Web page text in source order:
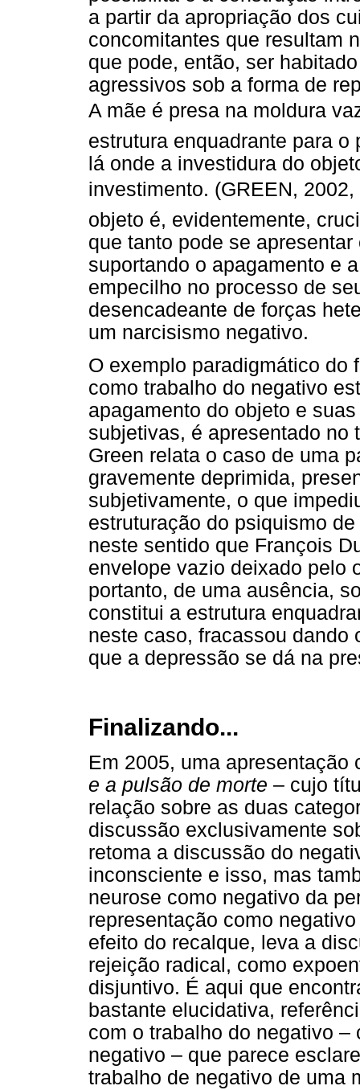
a partir da apropriação dos
concomitantes que resultam
que pode, então, ser
agressivos sob a forma de
A mãe é presa na moldura
estrutura enquadrante para
lá onde a investidura do
investimento. (GREEN,
objeto é, evidentemente,
que tanto pode se
suportando o apagamento e
empecilho no processo de
desencadeante de forças
um narcisismo negativo.
O exemplo paradigmático do
como trabalho do negativo
apagamento do objeto e
subjetivas, é apresentado no
Green relata o caso de uma
gravemente deprimida,
subjetivamente, o que
estruturação do psiquismo
neste sentido que François
envelope vazio deixado pelo
portanto, de uma ausência,
constitui a estrutura
neste caso, fracassou dando
que a depressão se dá na
Finalizando...
Em 2005, uma
e a pulsão de morte – cujo
relação sobre as duas
discussão exclusivamente
retoma a discussão do
inconsciente e isso, mas
neurose como negativo da
representação como
efeito do recalque, leva a
rejeição radical, como
disjuntivo. É aqui que
bastante elucidativa,
com o trabalho do negativo
negativo – que parece
trabalho de negativo de uma